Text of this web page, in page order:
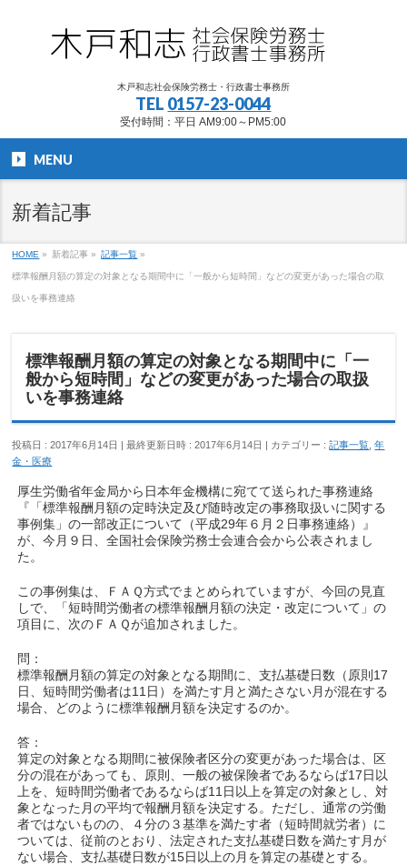
木戸和志社会保険労務士・行政書士事務所
TEL 0157-23-0044
受付時間：平日 AM9:00～PM5:00
MENU
新着記事
HOME » 新着記事 » 記事一覧 »
標準報酬月額の算定の対象となる期間中に「一般から短時間」などの変更があった場合の取
扱いを事務連絡
標準報酬月額の算定の対象となる期間中に「一
般から短時間」などの変更があった場合の取扱
いを事務連絡
投稿日 : 2017年6月14日 最終更新日時 : 2017年6月14日 カテゴリー :記事一覧 ,年
金・医療
厚生労働省年金局から日本年金機構に宛てて送られた事務連絡
『「標準報酬月額の定時決定及び随時改定の事務取扱いに関する
事例集」の一部改正について（平成29年６月２日事務連絡）』
が、今月９日、全国社会保険労務士会連合会から公表されまし
た。
この事例集は、ＦＡＱ方式でまとめられていますが、今回の見直
しで、「短時間労働者の標準報酬月額の決定・改定について」の
項目に、次のＦＡＱが追加されました。
問：
標準報酬月額の算定の対象となる期間に、支払基礎日数（原則17
日、短時間労働者は11日）を満たす月と満たさない月が混在する
場合、どのように標準報酬月額を決定するのか。
答：
算定の対象となる期間に被保険者区分の変更があった場合は、区
分の混在があっても、原則、一般の被保険者であるならば17日以
上を、短時間労働者であるならば11日以上を算定の対象とし、対
象となった月の平均で報酬月額を決定する。ただし、通常の労働
者ではないものの、４分の３基準を満たす者（短時間就労者）に
ついては、従前のとおり、法定された支払基礎日数を満たす月が
ない場合、支払基礎日数が15日以上の月を算定の基礎とする。